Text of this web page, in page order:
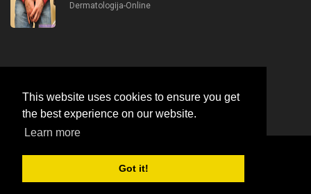
This website uses cookies to ensure you get
the best experience on our website.
Learn more
Got it!
Dermatologija-Online
© https://lifeafterjob.com Specializacijų